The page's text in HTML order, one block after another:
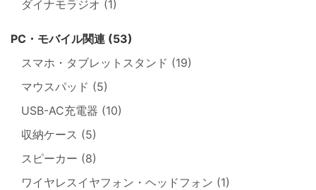
ダイナモラジオ (1)
PC・モバイル関連 (53)
スマホ・タブレットスタンド (19)
マウスパッド (5)
USB-AC充電器 (10)
収納ケース (5)
スピーカー (8)
ワイヤレスイヤフォン・ヘッドフォン (1)